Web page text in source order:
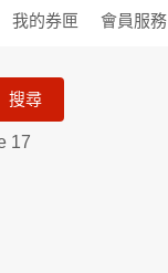
我的券匣 會員服務
搜尋
17